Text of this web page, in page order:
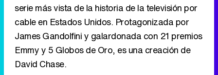
serie más vista de la historia de la televisión por
cable en Estados Unidos. Protagonizada por
James Gandolfini y galardonada con 21 premios
Emmy y 5 Globos de Oro, es una creación de
David Chase.